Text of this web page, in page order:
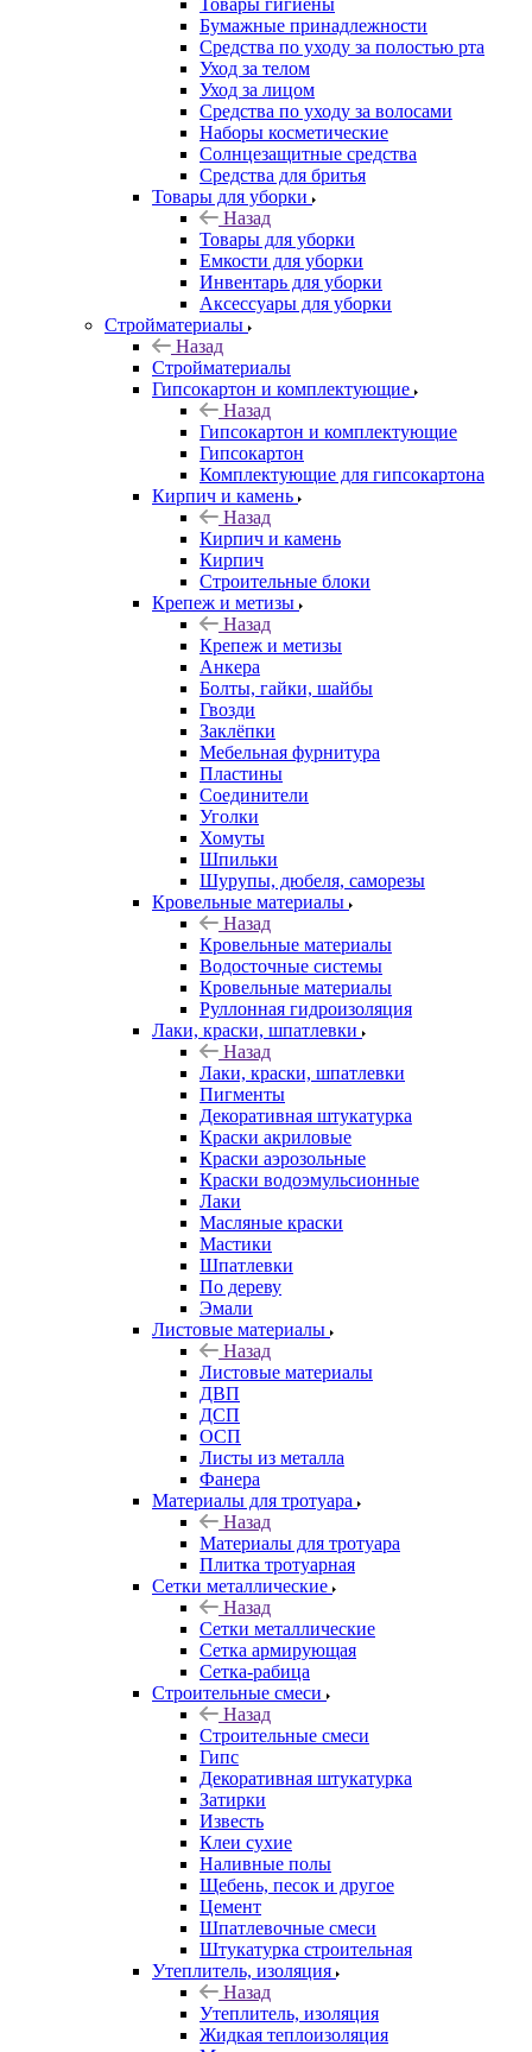
Товары гигиены
Бумажные принадлежности
Средства по уходу за полостью рта
Уход за телом
Уход за лицом
Средства по уходу за волосами
Наборы косметические
Солнцезащитные средства
Средства для бритья
Товары для уборки
Назад
Товары для уборки
Емкости для уборки
Инвентарь для уборки
Аксессуары для уборки
Стройматериалы
Назад
Стройматериалы
Гипсокартон и комплектующие
Назад
Гипсокартон и комплектующие
Гипсокартон
Комплектующие для гипсокартона
Кирпич и камень
Назад
Кирпич и камень
Кирпич
Строительные блоки
Крепеж и метизы
Назад
Крепеж и метизы
Анкера
Болты, гайки, шайбы
Гвозди
Заклёпки
Мебельная фурнитура
Пластины
Соединители
Уголки
Хомуты
Шпильки
Шурупы, дюбеля, саморезы
Кровельные материалы
Назад
Кровельные материалы
Водосточные системы
Кровельные материалы
Руллонная гидроизоляция
Лаки, краски, шпатлевки
Назад
Лаки, краски, шпатлевки
Пигменты
Декоративная штукатурка
Краски акриловые
Краски аэрозольные
Краски водоэмульсионные
Лаки
Масляные краски
Мастики
Шпатлевки
По дереву
Эмали
Листовые материалы
Назад
Листовые материалы
ДВП
ДСП
ОСП
Листы из металла
Фанера
Материалы для тротуара
Назад
Материалы для тротуара
Плитка тротуарная
Сетки металлические
Назад
Сетки металлические
Сетка армирующая
Сетка-рабица
Строительные смеси
Назад
Строительные смеси
Гипс
Декоративная штукатурка
Затирки
Известь
Клеи сухие
Наливные полы
Щебень, песок и другое
Цемент
Шпатлевочные смеси
Штукатурка строительная
Утеплитель, изоляция
Назад
Утеплитель, изоляция
Жидкая теплоизоляция